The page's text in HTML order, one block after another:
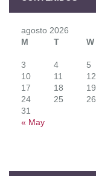
agosto 2026
M
T W
« May
3
4 5
10
11 12
17
18 19
24
25 26
31